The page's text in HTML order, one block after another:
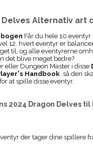
Delves Alternativ art
bogen Får du hele 10
12. hvert eventyr er
til, og alle eventyrerne
det blive meget bedre?
eller Dungeon Master i disse
Handbook . så den
at spille disse eventyr.
2024 Dragon Delves til
der tager dine spillere